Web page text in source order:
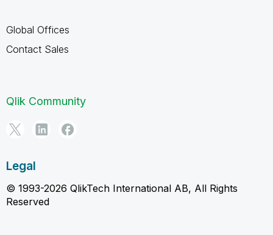
Global Offices
Contact Sales
Qlik Community
Legal
© 1993-2026 QlikTech International AB, All Rights
Reserved